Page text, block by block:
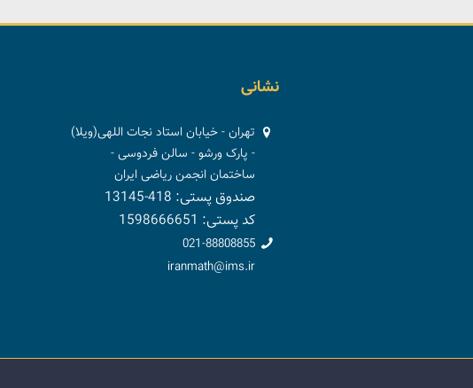
نشانی
تهران - خیابان استاد نجات اللهی(ویلا)
- پارک ورشو - سالن فردوسی -
ساختمان انجمن ریاضی ایران
صندوق پستی: 418-13145
کد پستی: 1598666651
021-88808855
iranmath@ims.ir